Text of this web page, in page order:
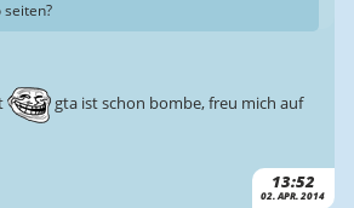
13:52
02. APR. 2014
gta ist schon bombe, freu mich auf